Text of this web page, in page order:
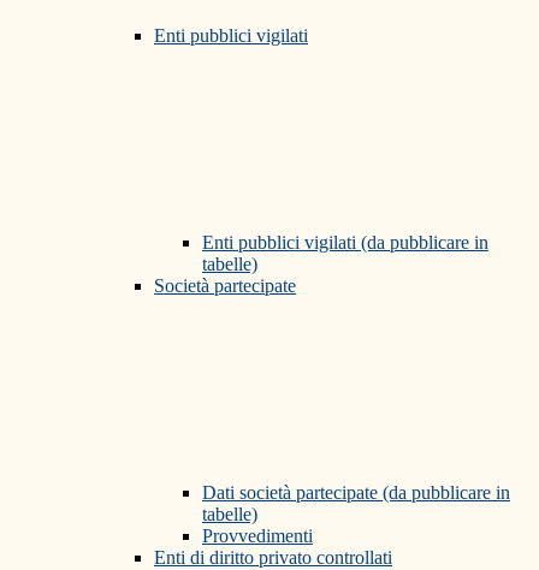
Enti pubblici vigilati
Enti pubblici vigilati (da pubblicare in
tabelle)
Società partecipate
Dati società partecipate (da pubblicare in
tabelle)
Provvedimenti
Enti di diritto privato controllati